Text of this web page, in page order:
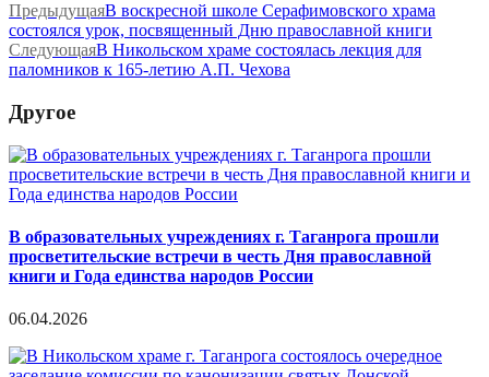
ПредыдущаяВ воскресной школе Серафимовского храма
состоялся урок, посвященный Дню православной книги
СледующаяВ Никольском храме состоялась лекция для
паломников к 165-летию А.П. Чехова
Другое
В образовательных учреждениях г. Таганрога прошли
просветительские встречи в честь Дня православной
книги и Года единства народов России
06.04.2026